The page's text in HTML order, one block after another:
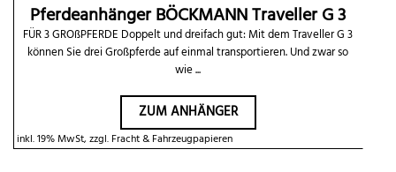
Pferdeanhänger BÖCKMANN Traveller G 3
FÜR 3 GROßPFERDE Doppelt und dreifach gut: Mit dem Traveller G 3
können Sie drei Großpferde auf einmal transportieren. Und zwar so
wie ...
ZUM ANHÄNGER
inkl. 19% MwSt, zzgl. Fracht & Fahrzeugpapieren